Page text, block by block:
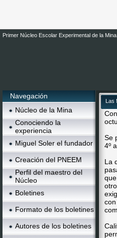
Primer Núcleo Escolar Experimental de la
Navegación
Núcleo de la Mina
Conociendo la
experiencia
Miguel Soler el fundador
Creación del PNEEM
Perfil del maestro del
Núcleo
Boletines
Formato de los boletines
Autores de los boletines
Las
Se
4º
La